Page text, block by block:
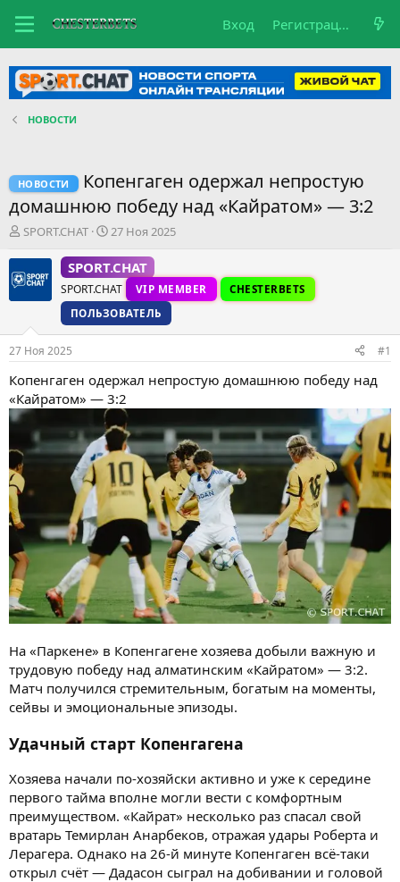
Вход Регистрация
НОВОСТИ
НОВОСТИ
Копенгаген одержал непростую
домашнюю победу над «Кайратом» — 3:2
А
т
о
е
м
ы
SPORT.CHAT
Д
т
а
н
а
ч
л
а
27 Ноя 2025
SPORT.CHAT
SPORT.CHAT VIP MEMBER
CHESTERBETS
ПОЛЬЗОВАТЕЛЬ
27 Ноя 2025 #1
Копенгаген одержал непростую домашнюю победу над
«Кайратом» — 3:2
На «Паркене» в Копенгагене хозяева добыли важную и
трудовую победу над алматинским «Кайратом» — 3:2.
Матч получился стремительным, богатым на моменты,
сейвы и эмоциональные эпизоды.
Удачный старт Копенгагена
Хозяева начали по-хозяйски активно и уже к середине
первого тайма вполне могли вести с комфортным
преимуществом. «Кайрат» несколько раз спасал свой
вратарь Темирлан Анарбеков, отражая удары Роберта и
Лерагера. Однако на 26-й минуте Копенгаген всё-таки
открыл счёт — Дадасон сыграл на добивании и головой